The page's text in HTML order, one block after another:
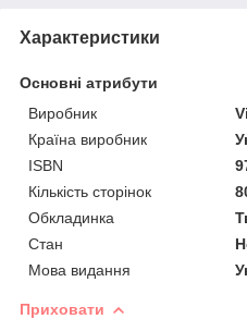
Характеристики
Основні атрибути
Виробник
Країна виробник
ISBN
Кількість сторінок
Обкладинка
Стан
Мова видання
Приховати